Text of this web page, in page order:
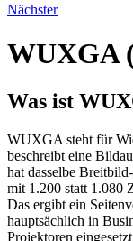
Nächster
WUXGA
Was ist
WUXGA steht für
beschreibt eine
hat dasselbe
mit 1.200 statt 1.080
Das ergibt ein
hauptsächlich in
Projektoren